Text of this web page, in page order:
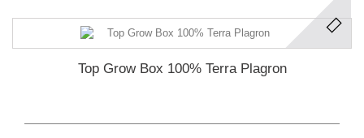
Top Grow Box 100% Terra Plagron